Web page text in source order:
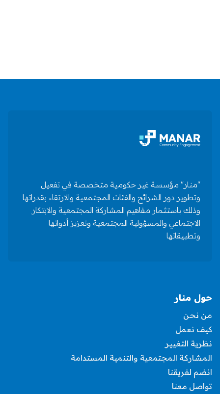
"منار" مؤسسة غير حكومية متخصصة في تفعيل
وتطوير دور الشرائح والفئات المجتمعية والارتقاء بقدراتها
وذلك باستثمار مفاهيم المشاركة المجتمعية والابتكار
الاجتماعي والمسؤولية المجتمعية وتعزيز أدواتها
وتطبيقاتها
حول منار
من نحن
كيف نعمل
نظرية التغيير
المشاركة المجتمعية والتنمية المستدامة
انضم لفريقنا
تواصل معنا